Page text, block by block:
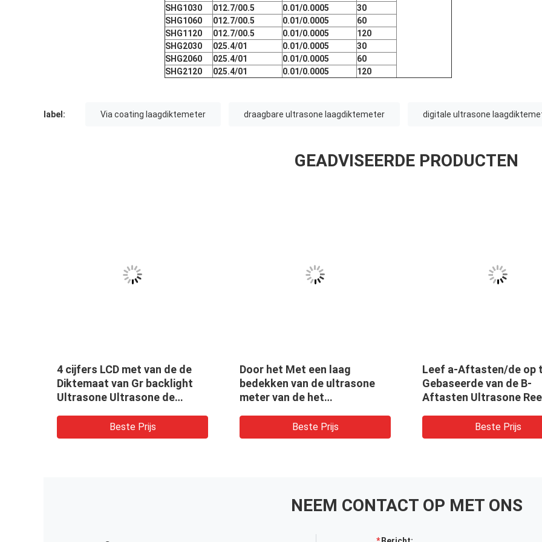
SHG1030 012.7/00.5 0.01/0.0005
30
SHG1060
012.7/00.5 0.01/0.0005
60
SHG1120
012.7/00.5 0.01/0.0005
120
SHG2030
025.4/01 0.01/0.0005
30
SHG2060
025.4/01 0.01/0.0005
60
SHG2120
025.4/01 0.01/0.0005 120
label: Via coating laagdiktemeter draagbare ultrasone laagdiktemeter digitale ultrasone
GEADVISEERDE PRODUCTEN
4 cijfers LCD met van de de
Diktemaat van Gr backlight
Ultrasone Ultrasone de
Beste Prijs
Door het Met een laag
bedekken van de ultrasone
meter van de het
van de metaaldikte
Beste Prijs
Leef a-Aftasten/de op
Gebaseerde van de B-
Aftasten Ultrasone
Beste Prijs
NEEM CONTACT OP MET ONS